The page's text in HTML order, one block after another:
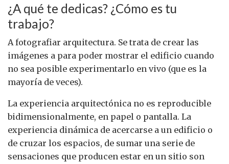
¿A qué te dedicas? ¿Cómo es tu
trabajo?
A fotografiar arquitectura. Se trata de crear las
imágenes a para poder mostrar el edificio cuando
no sea posible experimentarlo en vivo (que es la
mayoría de veces).
La experiencia arquitectónica no es reproducible
bidimensionalmente, en papel o pantalla. La
experiencia dinámica de acercarse a un edificio o
de cruzar los espacios, de sumar una serie de
sensaciones que producen estar en un sitio son